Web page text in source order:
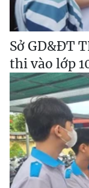
Sở GD&ĐT
thi vào lớp